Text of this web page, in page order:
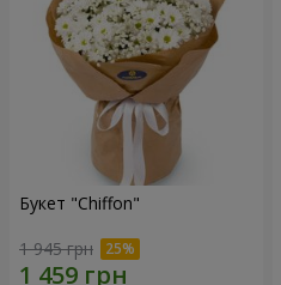
Букет "Chiffon"
1 945 грн